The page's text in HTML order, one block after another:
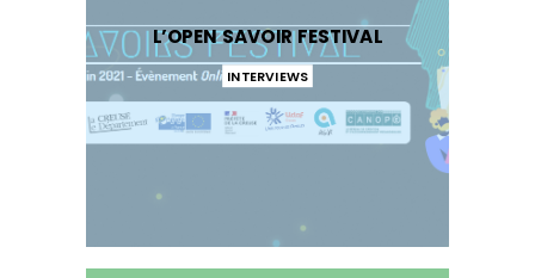
L’OPEN SAVOIR FESTIVAL
INTERVIEWS